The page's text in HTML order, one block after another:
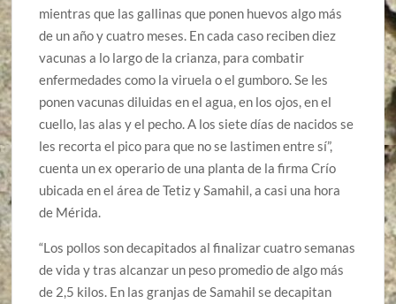
mientras que las gallinas que ponen huevos algo más
de un año y cuatro meses. En cada caso reciben diez
vacunas a lo largo de la crianza, para combatir
enfermedades como la viruela o el gumboro. Se les
ponen vacunas diluidas en el agua, en los ojos, en el
cuello, las alas y el pecho. A los siete días de nacidos se
les recorta el pico para que no se lastimen entre sí”,
cuenta un ex operario de una planta de la firma Crío
ubicada en el área de Tetiz y Samahil, a casi una hora
de Mérida.
“Los pollos son decapitados al finalizar cuatro semanas
de vida y tras alcanzar un peso promedio de algo más
de 2,5 kilos. En las granjas de Samahil se decapitan